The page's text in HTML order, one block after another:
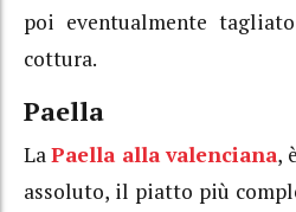
poi eventualmente
cottura.
Paella
LaPaella alla valenciana,
assoluto, il piatto più